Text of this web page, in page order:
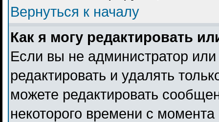
Вернуться к началу
Как я могу редактировать
Если вы не администратор
редактировать и удалять
можете редактировать
некоторого времени с